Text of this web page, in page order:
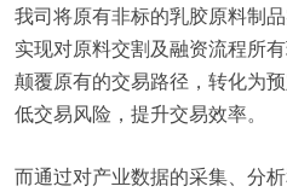
我司将原有非标的乳胶原料制
实现对原料交割及融资流程所
颠覆原有的交易路径，转化为
低交易风险，提升交易效率。
而通过对产业数据的采集、分